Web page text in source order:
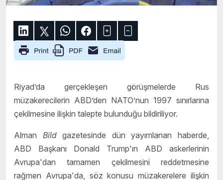
Riyad’da gerçekleşen görüşmelerde Rus
müzakerecilerin ABD’den NATO’nun 1997 sınırlarına
çekilmesine ilişkin talepte bulunduğu bildiriliyor.
Alman Bildgazetesinde dün yayımlanan haberde,
ABD Başkanı Donald Trump'ın ABD askerlerinin
Avrupa'dan tamamen çekilmesini reddetmesine
rağmen Avrupa'da, söz konusu müzakerelere ilişkin